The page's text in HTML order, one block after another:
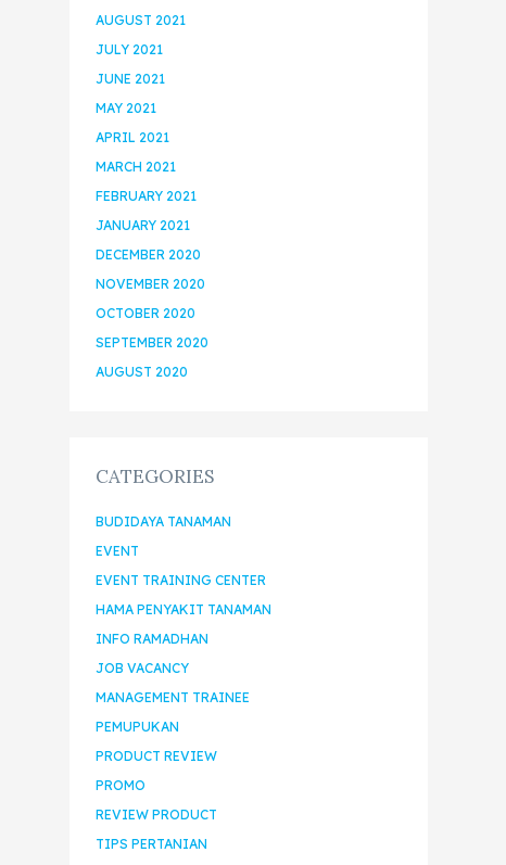
AUGUST 2021
JULY 2021
JUNE 2021
MAY 2021
APRIL 2021
MARCH 2021
FEBRUARY 2021
JANUARY 2021
DECEMBER 2020
NOVEMBER 2020
OCTOBER 2020
SEPTEMBER 2020
AUGUST 2020
CATEGORIES
BUDIDAYA TANAMAN
EVENT
EVENT TRAINING CENTER
HAMA PENYAKIT TANAMAN
INFO RAMADHAN
JOB VACANCY
MANAGEMENT TRAINEE
PEMUPUKAN
PRODUCT REVIEW
PROMO
REVIEW PRODUCT
TIPS PERTANIAN